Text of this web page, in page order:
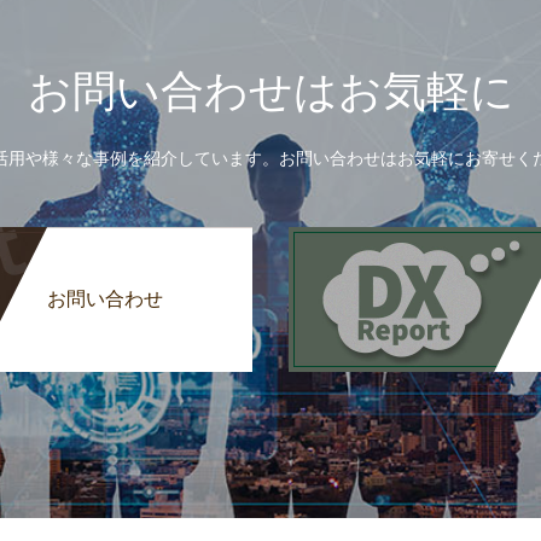
お問い合わせはお気軽に
用や様々な事例を紹介しています。お問い合わせはお気軽にお寄せく
お問い合わせ